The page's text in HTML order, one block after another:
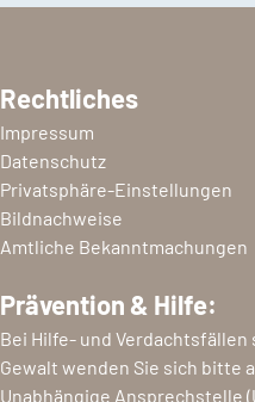
Rechtliches
Impressum
Datenschutz
Privatsphäre-Einstellungen
Bildnachweise
Amtliche Bekanntmachungen
Prävention & Hilfe:
Bei Hilfe- und
Gewalt wenden Sie sich bitte
Unabhängige Ansprechstelle